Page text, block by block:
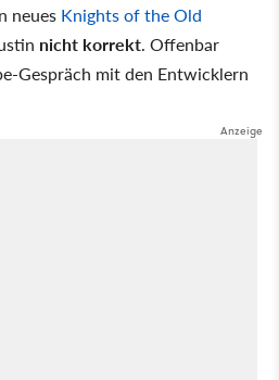
neues Knights of the Old
nicht korrekt. Offenbar
Gespräch mit den Entwicklern